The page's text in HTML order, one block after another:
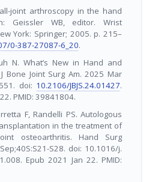
joint arthroscopy in the hand
Geissler WB, editor. Wrist
York: Springer; 2005. p. 215–
0-387-27087-6_20.
N. What’s New in Hand and
Bone Joint Surg Am. 2025 Mar
doi: 10.2106/JBJS.24.01427.
PMID: 39841804.
F, Randelli PS. Autologous
in the treatment of
osteoarthritis. Hand Surg
S28. doi: 10.1016/j.
Epub 2021 Jan 22. PMID: